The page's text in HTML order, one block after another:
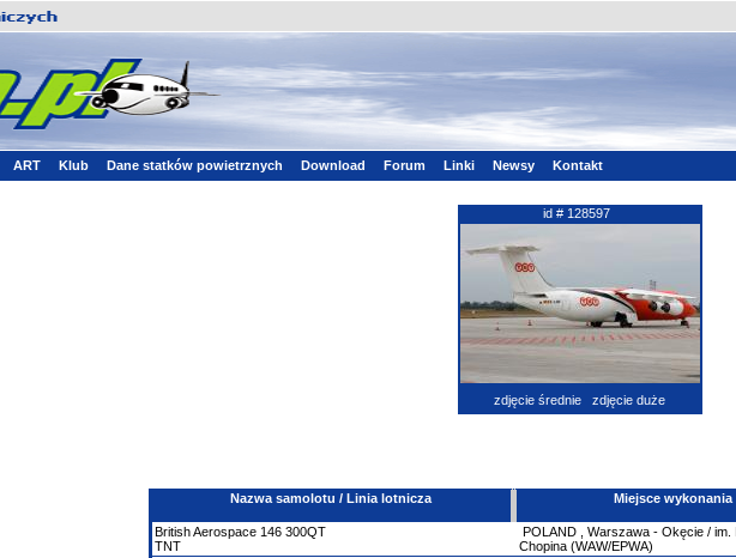
ART Klub Dane statków powietrznych Download Forum Linki Newsy Kontakt
id # 128597
zdjęcie średnie zdjęcie duże
Nazwa samolotu / Linia lotnicza Miejsce wykonania
British Aerospace 146 300QT
TNT
POLAND, Warszawa - Okęcie / im.
Chopina (WAW/EPWA)